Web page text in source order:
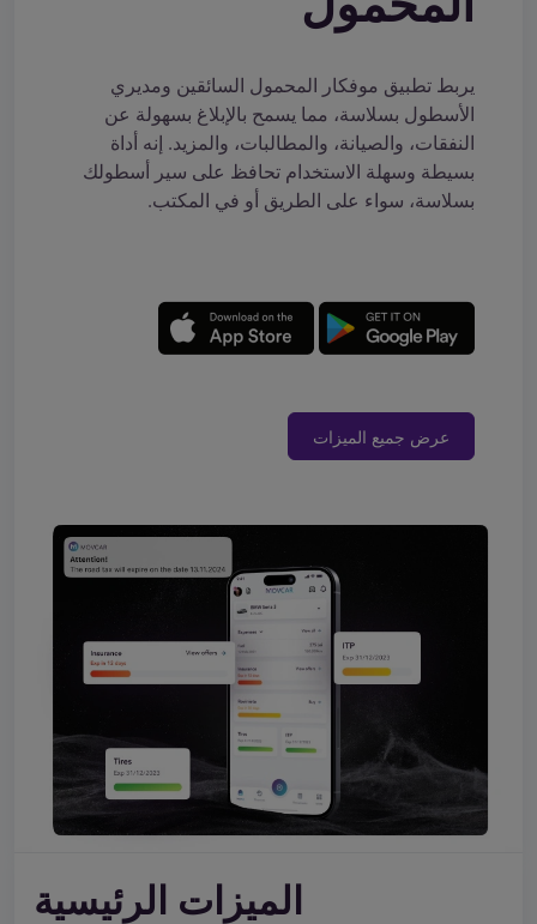
يربط تطبيق موفكار المحمول السائقين ومديري
الأسطول بسلاسة، مما يسمح بالإبلاغ بسهولة عن
النفقات، والصيانة، والمطالبات، والمزيد. إنه أداة
بسيطة وسهلة الاستخدام تحافظ على سير أسطولك
بسلاسة، سواء على الطريق أو في المكتب.
عرض جميع الميزات
الميزات الرئيسية